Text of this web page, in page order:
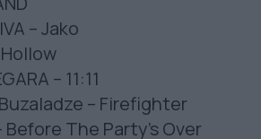
– Jako
– 11:11
– Firefighter
Before The Party’s Over